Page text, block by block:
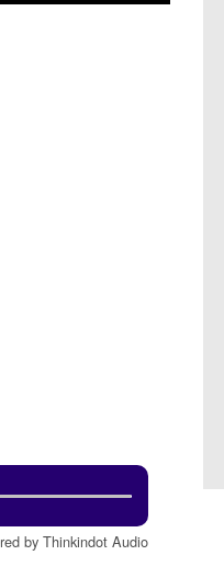
by Thinkindot Audio